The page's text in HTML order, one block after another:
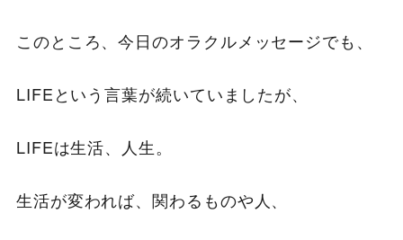
このところ、今日のオラクルメッセージでも、
LIFEという言葉が続いていましたが、
LIFEは生活、人生。
生活が変われば、関わるものや人、